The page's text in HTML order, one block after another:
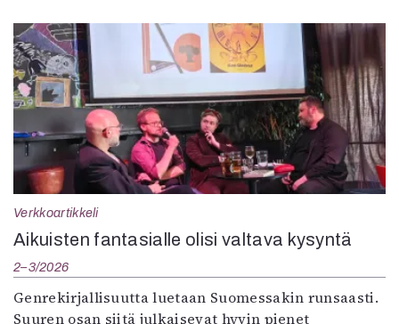
Verkkoartikkeli
Aikuisten fantasialle olisi valtava kysyntä
2–3/2026
Genrekirjallisuutta luetaan Suomessakin runsaasti.
Suuren osan siitä julkaisevat hyvin pienet